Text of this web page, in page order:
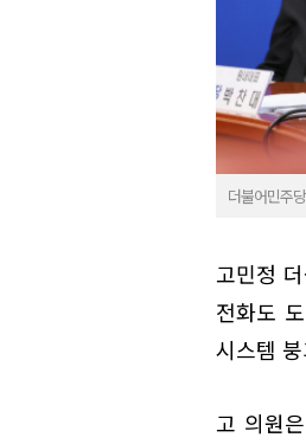
더불어민주
고민정
전화도
시스템
고 의원